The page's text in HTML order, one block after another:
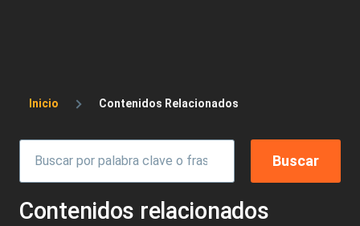
Sobrescribir enlaces de ayuda a la
Inicio Contenidos Relacionados
Contenidos relacionados